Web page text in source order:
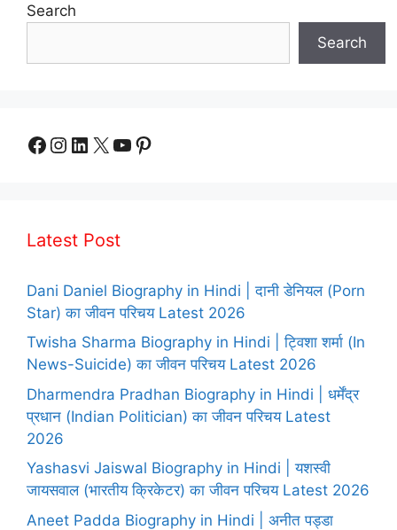
Search
Search
Facebook
Instagram
LinkedIn
X YouTube
Pinterest
Latest Post
Dani Daniel Biography in Hindi | दानी डेनियल (Porn
Star) का जीवन परिचय Latest 2026
Twisha Sharma Biography in Hindi | ट्विशा शर्मा (In
News-Suicide) का जीवन परिचय Latest 2026
Dharmendra Pradhan Biography in Hindi | धर्मेंद्र
प्रधान (Indian Politician) का जीवन परिचय Latest
2026
Yashasvi Jaiswal Biography in Hindi | यशस्वी
जायसवाल (भारतीय क्रिकेटर) का जीवन परिचय Latest 2026
Aneet Padda Biography in Hindi | अनीत पड्डा